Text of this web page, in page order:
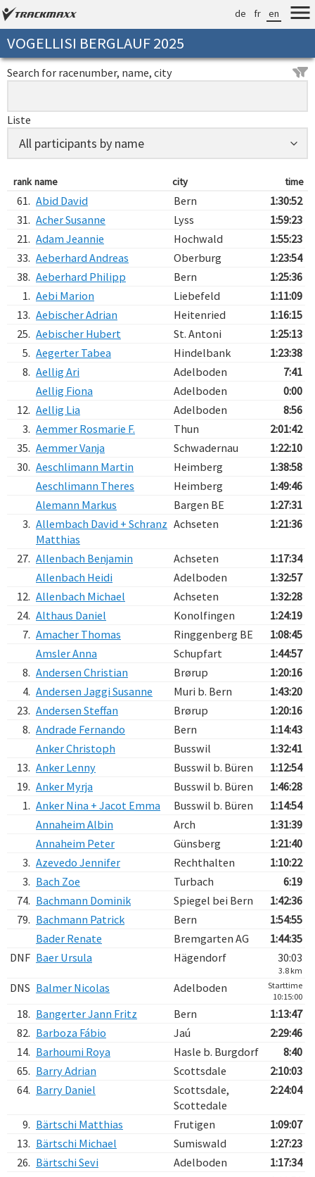
de fr en
VOGELLISI BERGLAUF 2025
Search for racenumber, name, city
Liste
rank name city time
61. Abid David Bern
1:30:52
31. Acher Susanne Lyss
1:59:23
21. Adam Jeannie Hochwald
1:55:23
33. Aeberhard Andreas Oberburg
1:23:54
38. Aeberhard Philipp Bern
1:25:36
1. Aebi Marion Liebefeld
1:11:09
13. Aebischer Adrian Heitenried
1:16:15
25. Aebischer Hubert St. Antoni
1:25:13
5. Aegerter Tabea Hindelbank
1:23:38
8. Aellig Ari Adelboden
7:41
Aellig Fiona
Adelboden
0:00
12. Aellig Lia Adelboden
8:56
3. Aemmer Rosmarie F. Thun
2:01:42
35. Aemmer Vanja Schwadernau
1:22:10
30. Aeschlimann Martin Heimberg
1:38:58
Aeschlimann Theres
Heimberg
1:49:46
Alemann Markus
Bargen BE
1:27:31
3. Allembach David + Schranz
Matthias
Achseten 1:21:36
27. Allenbach Benjamin Achseten
1:17:34
Allenbach Heidi
Adelboden
1:32:57
12. Allenbach Michael Achseten
1:32:28
24. Althaus Daniel Konolfingen
1:24:19
7. Amacher Thomas Ringgenberg BE
1:08:45
Amsler Anna
Schupfart
1:44:57
8. Andersen Christian Brørup
1:20:16
4. Andersen Jaggi Susanne Muri b. Bern
1:43:20
23. Andersen Steffan Brørup
1:20:16
8. Andrade Fernando Bern
1:14:43
Anker Christoph
Busswil
1:32:41
13. Anker Lenny Busswil b. Büren
1:12:54
19. Anker Myrja Busswil b. Büren
1:46:28
1. Anker Nina + Jacot Emma Busswil b. Büren
1:14:54
Annaheim Albin
Arch
1:31:39
Annaheim Peter
Günsberg
1:21:40
3. Azevedo Jennifer Rechthalten
1:10:22
3. Bach Zoe Turbach
6:19
74. Bachmann Dominik Spiegel bei Bern
1:42:36
79. Bachmann Patrick Bern
1:54:55
Bader Renate
Bremgarten AG
1:44:35
DNF Baer Ursula Hägendorf 30:03
3.8 km
DNS Balmer Nicolas Adelboden
Starttime
10:15:00
18. Bangerter Jann Fritz Bern
1:13:47
82. Barboza Fábio Jaú
2:29:46
14. Barhoumi Roya Hasle b. Burgdorf
8:40
65. Barry Adrian Scottsdale
2:10:03
64. Barry Daniel
Scottsdale,
Scottedale
2:24:04
9. Bärtschi Matthias Frutigen
1:09:07
13. Bärtschi Michael Sumiswald
1:27:23
26. Bärtschi Sevi Adelboden
1:17:34